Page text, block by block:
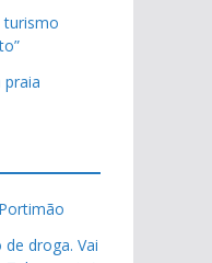
turismo
praia
droga. Vai